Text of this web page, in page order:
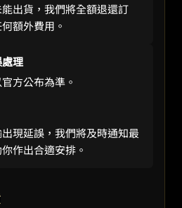
出貨，我們將全額退還訂
額外費用。
理
方公布為準。
現延誤，我們將及時通知最
作出合適安排。